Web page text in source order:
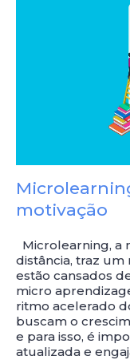
motivação
Microlearning, a
distância, traz
estão cansados
micro
ritmo acelerado
buscam o
e para isso, é
atualizada e